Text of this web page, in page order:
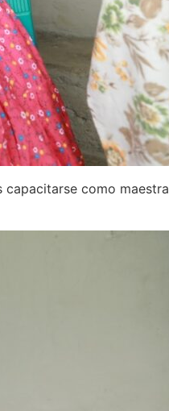
capacitarse como maestra